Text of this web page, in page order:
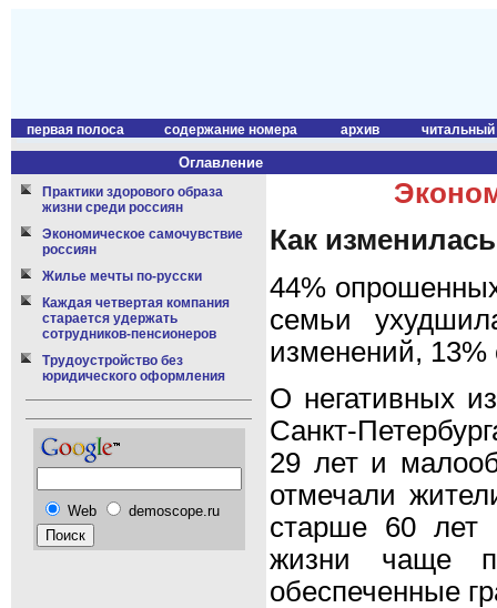
первая полоса содержание номера архив читальный
Оглавление
Практики здорового образа
жизни среди россиян
Экономическое самочувствие
россиян
Жилье мечты по-русски
Каждая четвертая компания
старается удержать
сотрудников-пенсионеров
Трудоустройство без
юридического оформления
Web demoscope.ru
Как
44%
семьи
изменений,
О негативных
Санкт-
29 лет и
отмечали
старше 60
жизни чаще
обеспеченные